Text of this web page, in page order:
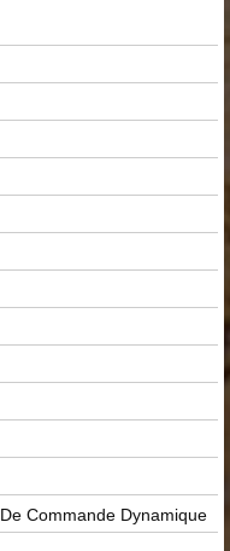
Commande Dynamique